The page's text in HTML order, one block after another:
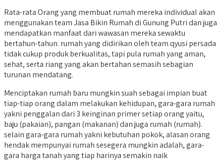
Rata-rata Orang yang membuat rumah mereka individual akan
menggunakan team Jasa Bikin Rumah di Gunung Putri dan juga
mendapatkan manfaat dari wawasan mereka sewaktu
bertahun-tahun. rumah yang didirikan oleh team qyusi persada
tidak cukup produk berkualitas, tapi pula rumah yang aman,
sehat, serta riang yang akan bertahan semasih sebagian
turunan mendatang.
Menciptakan rumah baru mungkin suah sebagai impian buat
tiap-tiap orang dalam melakukan kehidupan, gara-gara rumah
yakni penggalan dari 3 keinginan primer setiap orang yaitu,
baju (pakaian), pangan (makanan) dan juga rumah (rumah).
selain gara-gara rumah yakni kebutuhan pokok, alasan orang
hendak mempunyai rumah sesegera mungkin adalah, gara-
gara harga tanah yang tiap harinya semakin naik